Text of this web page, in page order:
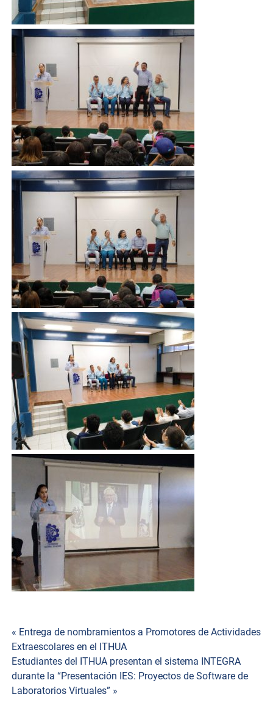
Navegación
de
entradas
« Entrega de nombramientos a Promotores de Actividades
Extraescolares en el ITHUA
Estudiantes del ITHUA presentan el sistema INTEGRA
durante la “Presentación IES: Proyectos de Software de
Laboratorios Virtuales” »